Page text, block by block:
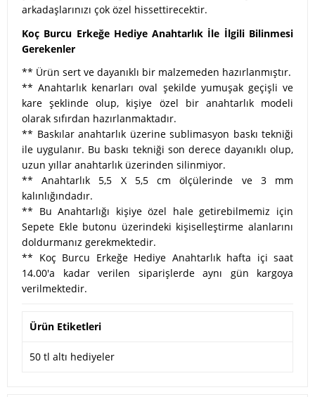
arkadaşlarınızı çok özel hissettirecektir.
Koç Burcu Erkeğe Hediye Anahtarlık İle İlgili Bilinmesi
Gerekenler
** Ürün sert ve dayanıklı bir malzemeden hazırlanmıştır.
** Anahtarlık kenarları oval şekilde yumuşak geçişli ve
kare şeklinde olup, kişiye özel bir anahtarlık modeli
olarak sıfırdan hazırlanmaktadır.
** Baskılar anahtarlık üzerine sublimasyon baskı tekniği
ile uygulanır. Bu baskı tekniği son derece dayanıklı olup,
uzun yıllar anahtarlık üzerinden silinmiyor.
** Anahtarlık 5,5 X 5,5 cm ölçülerinde ve 3 mm
kalınlığındadır.
** Bu Anahtarlığı kişiye özel hale getirebilmemiz için
Sepete Ekle butonu üzerindeki kişiselleştirme alanlarını
doldurmanız gerekmektedir.
** Koç Burcu Erkeğe Hediye Anahtarlık hafta içi saat
14.00'a kadar verilen siparişlerde aynı gün kargoya
verilmektedir.
Ürün Etiketleri
50 tl altı hediyeler